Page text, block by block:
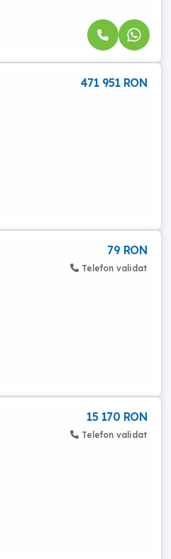
471 951 RON
79 RON
Telefon validat
15 170 RON
Telefon validat